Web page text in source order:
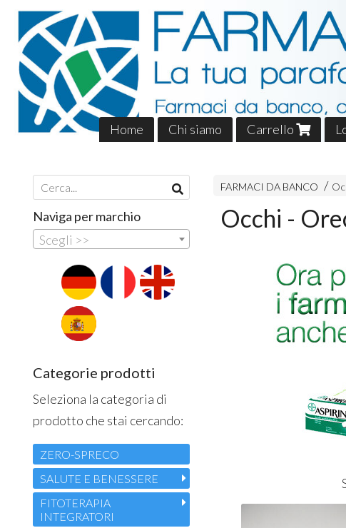
Home Chi siamo Carrello
FARMACI DA BANCO
Occhi -
Naviga per marchio
Scegli >>
Categorie prodotti
Seleziona la categoria di
prodotto che stai cercando:
ZERO-SPRECO
SALUTE E BENESSERE
FITOTERAPIA
INTEGRATORI